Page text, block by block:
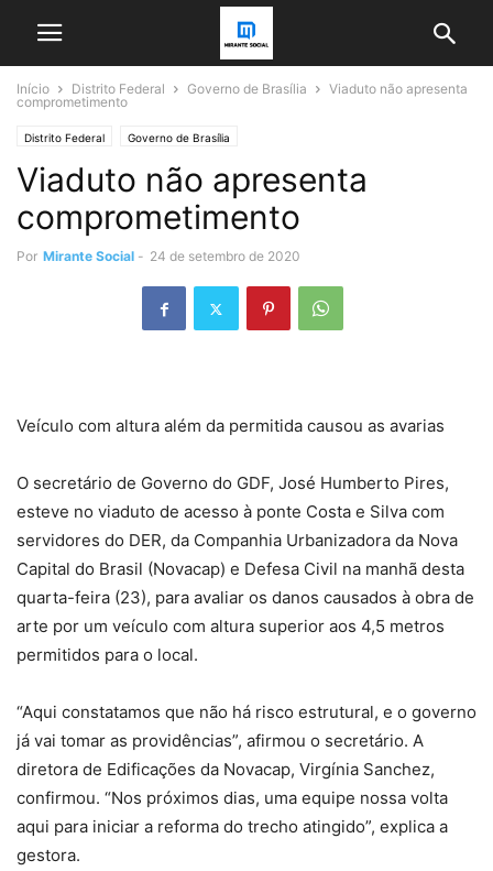
Início Distrito Federal Governo de Brasília
Viaduto não apresenta
comprometimento
Distrito Federal Governo de Brasília
Viaduto não apresenta
comprometimento
Por Mirante Social - 24 de setembro de 2020
Veículo com altura além da permitida causou as avarias
O secretário de Governo do GDF, José Humberto Pires,
esteve no viaduto de acesso à ponte Costa e Silva com
servidores do DER, da Companhia Urbanizadora da Nova
Capital do Brasil (Novacap) e Defesa Civil na manhã desta
quarta-feira (23), para avaliar os danos causados à obra de
arte por um veículo com altura superior aos 4,5 metros
permitidos para o local.
“Aqui constatamos que não há risco estrutural, e o governo
já vai tomar as providências”, afirmou o secretário. A
diretora de Edificações da Novacap, Virgínia Sanchez,
confirmou. “Nos próximos dias, uma equipe nossa volta
aqui para iniciar a reforma do trecho atingido”, explica a
gestora.